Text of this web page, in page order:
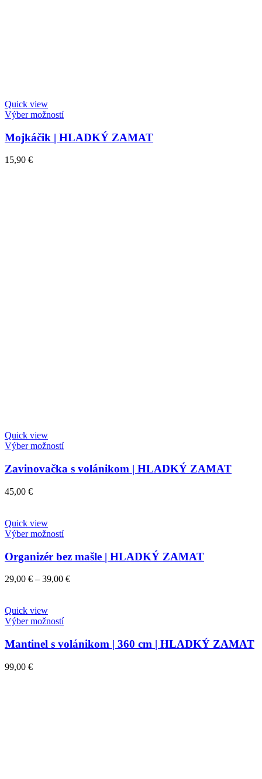
Quick view
Výber možností
Mojkáčik | HLADKÝ ZAMAT
15,90 €
Quick view
Výber možností
Zavinovačka s volánikom | HLADKÝ ZAMAT
45,00 €
Quick view
Výber možností
Organizér bez mašle | HLADKÝ ZAMAT
29,00 € – 39,00 €
Quick view
Výber možností
Mantinel s volánikom | 360 cm | HLADKÝ ZAMAT
99,00 €